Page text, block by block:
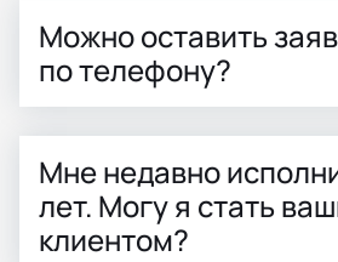
Можно оставить
по телефону?
Мне недавно
лет. Могу я стать
клиентом?